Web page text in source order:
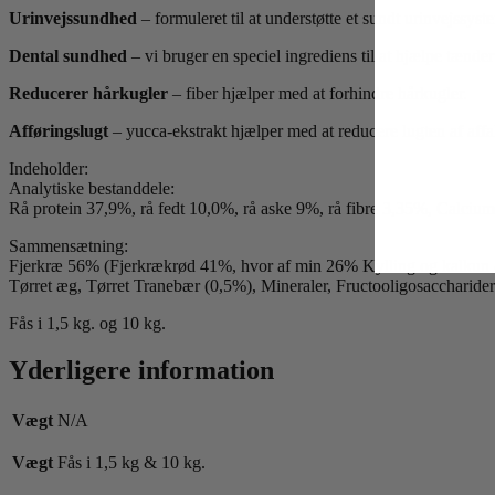
Urinvejssundhed – formuleret til at understøtte et sundt
Dental sundhed – vi bruger en speciel ingrediens til at hjælpe
Reducerer hårkugler – fiber hjælper med at forhindre hårkugler.
Afføringslugt – yucca-ekstrakt hjælper med at reducere lugten af
Indeholder:
Analytiske bestanddele:
Rå protein 37,9%, rå fedt 10,0%, rå aske 9%, rå fibre 3,35%,
Sammensætning:
Fjerkræ 56% (Fjerkrækrød 41%, hvor af min 26% Kylling og
Tørret æg, Tørret Tranebær (0,5%), Mineraler,
Fås i 1,5 kg. og 10 kg.
Yderligere information
Vægt N/A
Vægt Fås i 1,5 kg & 10 kg.